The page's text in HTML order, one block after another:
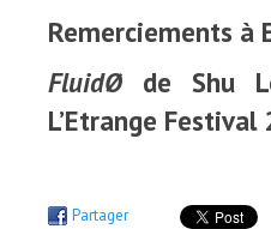
Remerciements à
FluidØ de Shu
L’Etrange
Partager